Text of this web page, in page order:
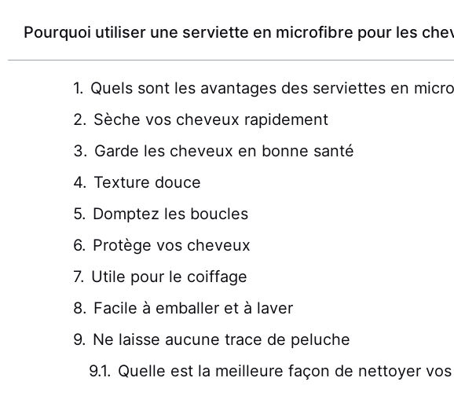
Pourquoi utiliser une serviette en microfibre pour les
Quels sont les avantages des serviettes en
Sèche vos cheveux rapidement
Garde les cheveux en bonne santé
Texture douce
Domptez les boucles
Protège vos cheveux
Utile pour le coiffage
Facile à emballer et à laver
Ne laisse aucune trace de peluche
Quelle est la meilleure façon de nettoyer